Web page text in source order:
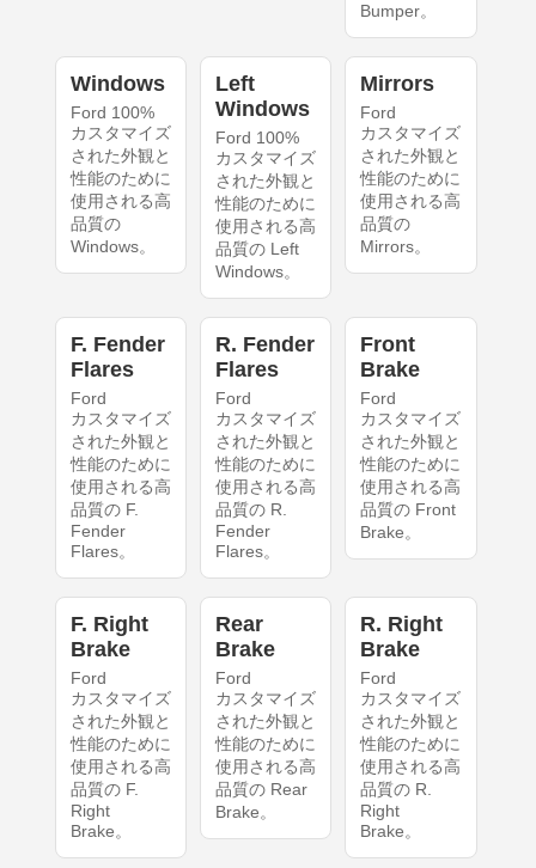
Bumper。
Windows
Ford 100%
カスタマイズ
された外観と
性能のために
使用される高
品質の
Windows。
Left
Windows
Ford 100%
カスタマイズ
された外観と
性能のために
使用される高
品質の Left
Windows。
Mirrors
Ford
カスタマイズ
された外観と
性能のために
使用される高
品質の
Mirrors。
F. Fender
Flares
Ford
カスタマイズ
された外観と
性能のために
使用される高
品質の F.
Fender
Flares。
R. Fender
Flares
Ford
カスタマイズ
された外観と
性能のために
使用される高
品質の R.
Fender
Flares。
Front
Brake
Ford
カスタマイズ
された外観と
性能のために
使用される高
品質の Front
Brake。
F. Right
Brake
Ford
カスタマイズ
された外観と
性能のために
使用される高
品質の F.
Right
Brake。
Rear
Brake
Ford
カスタマイズ
された外観と
性能のために
使用される高
品質の Rear
Brake。
R. Right
Brake
Ford
カスタマイズ
された外観と
性能のために
使用される高
品質の R.
Right
Brake。